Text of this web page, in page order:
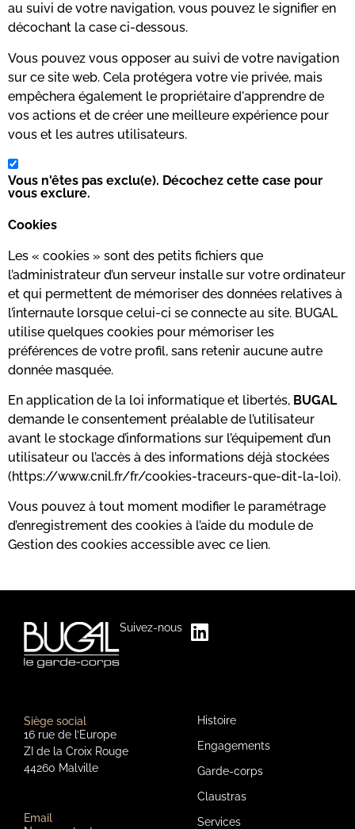
au suivi de votre navigation, vous pouvez le signifier en
décochant la case ci-dessous.
Vous pouvez vous opposer au suivi de votre navigation
sur ce site web. Cela protégera votre vie privée, mais
empêchera également le propriétaire d'apprendre de
vos actions et de créer une meilleure expérience pour
vous et les autres utilisateurs.
Vous n'êtes pas exclu(e). Décochez cette case pour
vous exclure.
Cookies
Les « cookies » sont des petits fichiers que
l’administrateur d’un serveur installe sur votre ordinateur
et qui permettent de mémoriser des données relatives à
l’internaute lorsque celui-ci se connecte au site. BUGAL
utilise quelques cookies pour mémoriser les
préférences de votre profil, sans retenir aucune autre
donnée masquée.
En application de la loi informatique et libertés, BUGAL
demande le consentement préalable de l’utilisateur
avant le stockage d’informations sur l’équipement d’un
utilisateur ou l’accès à des informations déjà stockées
(https://www.cnil.fr/fr/cookies-traceurs-que-dit-la-loi).
Vous pouvez à tout moment modifier le paramétrage
d’enregistrement des cookies à l’aide du module de
Gestion des cookies accessible avec ce lien.
Siège social
16 rue de l’Europe
ZI de la Croix Rouge
44260 Malville
Email
Histoire
Engagements
Garde-corps
Claustras
Services
Suivez-nous